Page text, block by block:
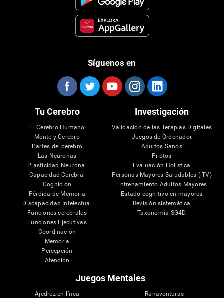
Síguenos en
Tu Cerebro
El Cerebro Humano
Mente y Cerebro
Partes del cerebro
Las Neuronas
Plasticidad Neuronal
Capacidad Cerebral
Cognición
Pérdida de Memoria
Discapacidad Intelectual
Funciones cerebrales
Funciones Ejecutivas
Coordinación
Memoria
Percepción
Atención
Investigación
Validación de las Terapias Digitales
Juegos de Ordenador
Adultos Sanos
Pilotos
Evaluación Holistica
Personas Mayores Saludables (iTV)
Entrenamiento Adultos Mayores
Estado cognitivo en mayores
Revisión sistemática
Taxonomía SG4D
Juegos Mentales
Ajedrez en línea
Ranaventuras